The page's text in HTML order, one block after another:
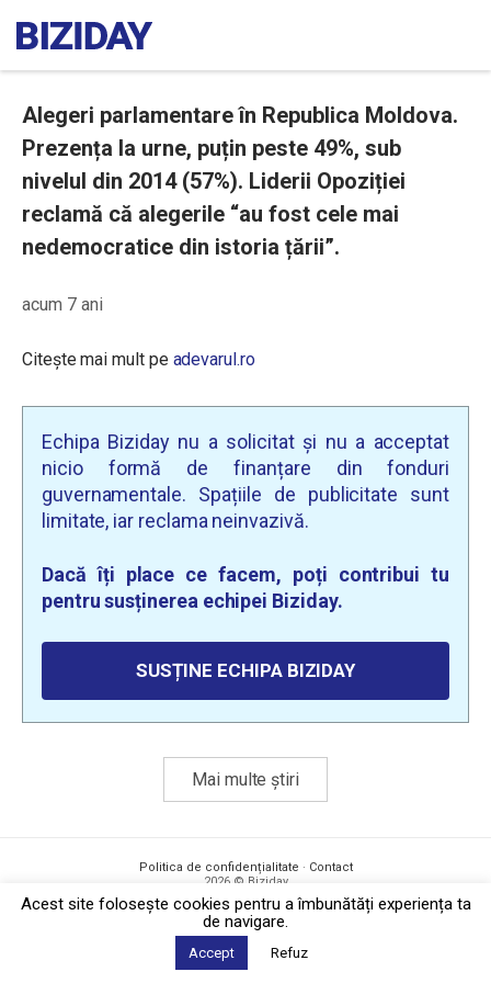
​Alegeri parlamentare în Republica Moldova.
Prezența la urne, puțin peste 49%, sub
nivelul din 2014 (57%). Liderii Opoziției
reclamă că alegerile “au fost cele mai
nedemocratice din istoria țării”.
acum 7 ani
Citește mai mult pe adevarul.ro
Echipa Biziday nu a solicitat și nu a acceptat
nicio formă de finanțare din fonduri
guvernamentale. Spațiile de publicitate sunt
limitate, iar reclama neinvazivă.
Dacă îți place ce facem, poți contribui tu
pentru susținerea echipei Biziday.
SUSȚINE ECHIPA BIZIDAY
Mai multe știri
Politica de confidențialitate · Contact
2026 © Biziday
Acest site foloseşte cookies pentru a îmbunătăți experiența ta
de navigare.
Accept Refuz